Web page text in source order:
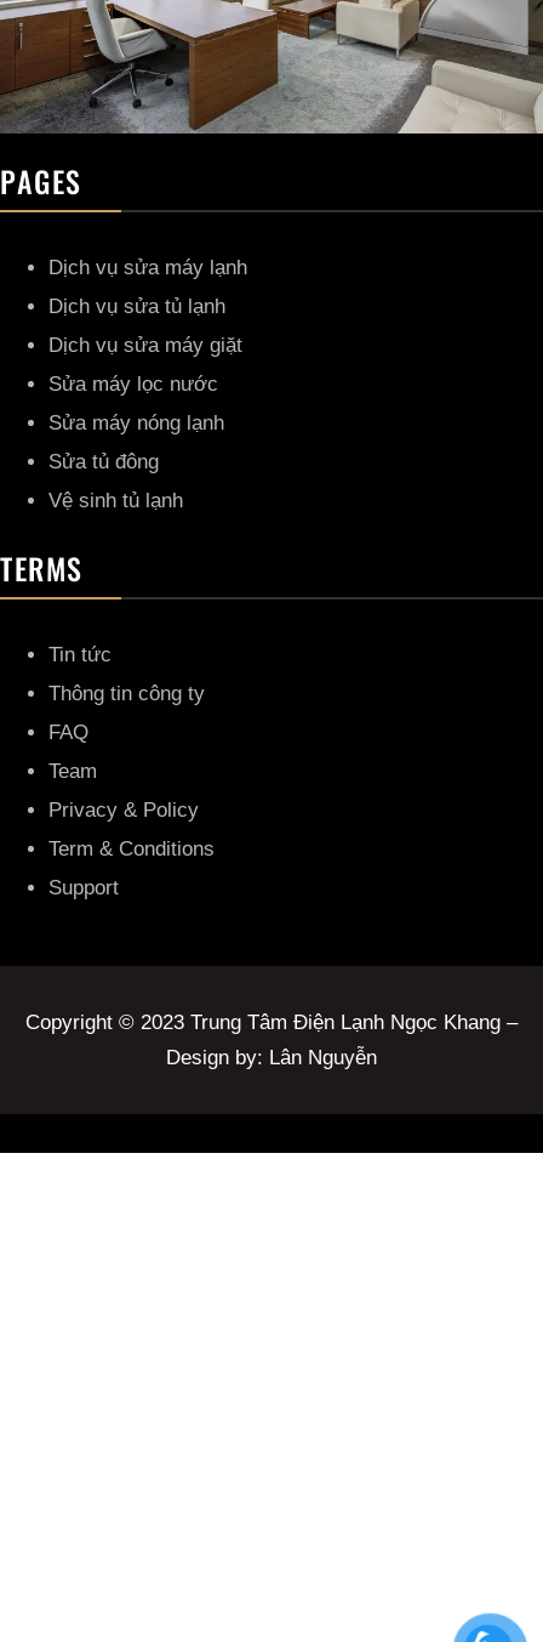
PAGES
Dịch vụ sửa máy lạnh
Dịch vụ sửa tủ lạnh
Dịch vụ sửa máy giặt
Sửa máy lọc nước
Sửa máy nóng lạnh
Sửa tủ đông
Vệ sinh tủ lạnh
TERMS
Tin tức
Thông tin công ty
FAQ
Team
Privacy & Policy
Term & Conditions
Support
Copyright © 2023 Trung Tâm Điện Lạnh Ngọc Khang –
Design by: Lân Nguyễn